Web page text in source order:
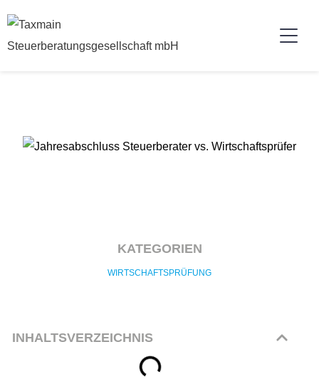
KATEGORIEN
WIRTSCHAFTSPRÜFUNG
INHALTSVERZEICHNIS